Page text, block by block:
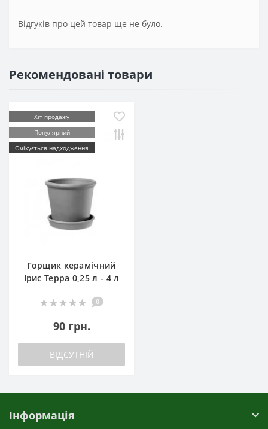
Відгуків про цей товар ще не було.
Рекомендовані товари
Хіт продажу
Популярний
Очікується надходження
Горщик керамічний
Ірис Терра 0,25 л - 4 л
0
90 грн.
ВІДСУТНІЙ
Інформація